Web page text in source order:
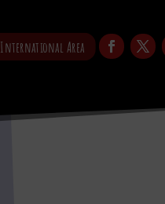
International Area